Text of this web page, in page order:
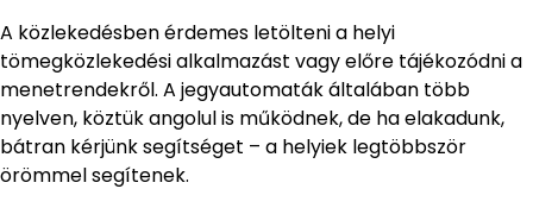
A közlekedésben érdemes letölteni a helyi
tömegközlekedési alkalmazást vagy előre tájékozódni a
menetrendekről. A jegyautomaták általában több
nyelven, köztük angolul is működnek, de ha elakadunk,
bátran kérjünk segítséget – a helyiek legtöbbször
örömmel segítenek.